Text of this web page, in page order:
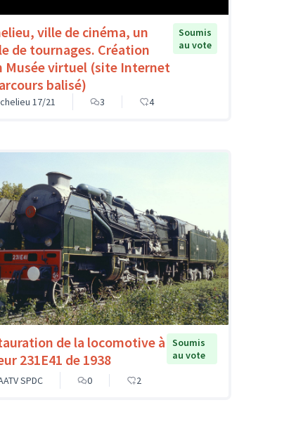
ville de cinéma, un
de tournages. Création
Musée virtuel (site Internet
balisé)
Soumis
au vote
17/21 3 4
de la locomotive à
231E41 de 1938
Soumis
au vote
SPDC
0 2